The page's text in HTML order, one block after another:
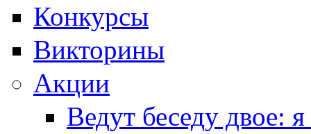
Конкурсы
Викторины
Акции
Ведут беседу двое: